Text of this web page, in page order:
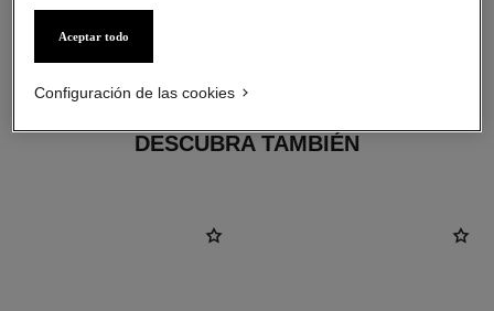
DESCUBRA TAMBIÉN
Aceptar todo
Configuración de las cookies